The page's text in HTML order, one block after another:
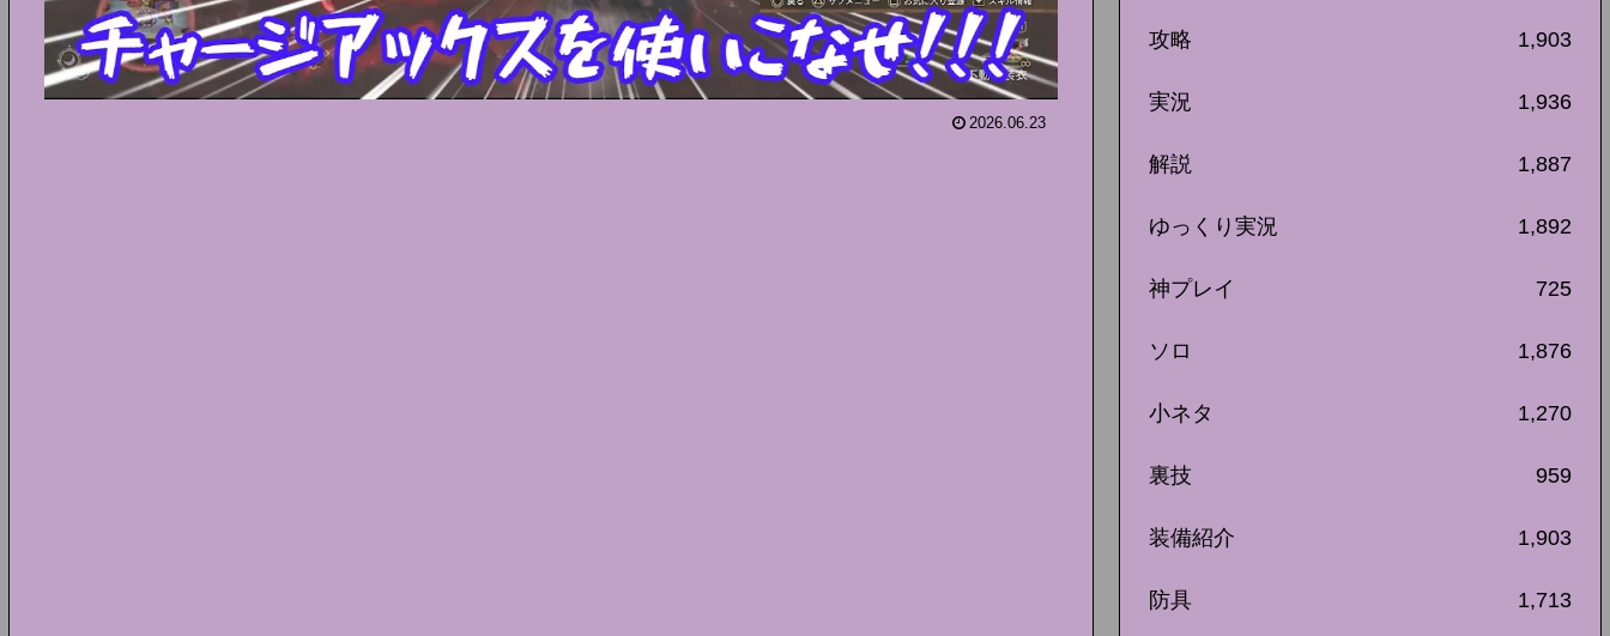
2026.06.23
攻略 1,903
実況 1,936
解説 1,887
ゆっくり実況 1,892
神プレイ 725
ソロ 1,876
小ネタ 1,270
裏技 959
装備紹介 1,903
防具 1,713